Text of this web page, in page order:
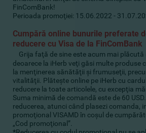
FinComBank!
Perioada promoţiei: 15.06.2022 -
Cumpără online bunurile preferate
reducere cu Visa de la FinComBank
Grija faţă de sine este acum mai plăcută
deoarece la iHerb veţi găsi multe produse
la menţinerea sănătăţii şi frumuseţii,
vitalităţii. Plăteşte online pe iHerb cu
reducere la toate articolele, cu excepţia
Suma minimă de comandă este de 60
reducerea, atunci când plasezi comanda,
promoţional VISAMD în coşul de
„Cod promoţional”.